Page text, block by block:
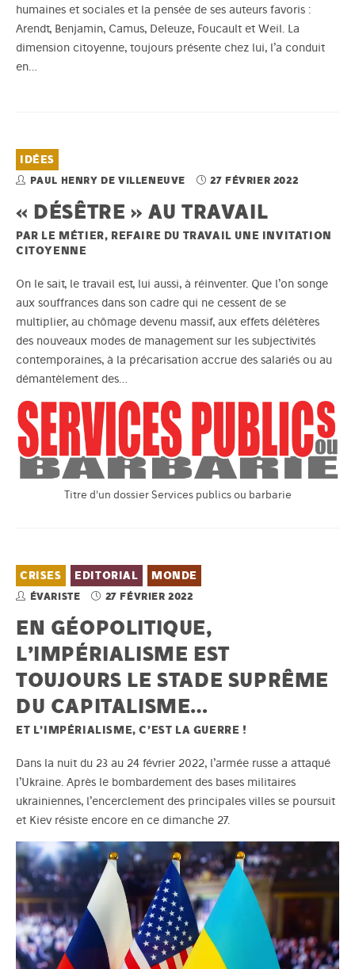
humaines et sociales et la pensée de ses auteurs favoris :
Arendt, Benjamin, Camus, Deleuze, Foucault et Weil. La
dimension citoyenne, toujours présente chez lui, l’a conduit
en…
IDÉES
PAUL HENRY DE VILLENEUVE 27 FÉVRIER 2022
« DÉSÊTRE » AU TRAVAIL
PAR LE MÉTIER, REFAIRE DU TRAVAIL UNE INVITATION
CITOYENNE
On le sait, le travail est, lui aussi, à réinventer. Que l’on songe
aux souffrances dans son cadre qui ne cessent de se
multiplier, au chômage devenu massif, aux effets délétères
des nouveaux modes de management sur les subjectivités
contemporaines, à la précarisation accrue des salariés ou au
démantèlement des…
Titre d'un dossier Services publics ou barbarie
CRISES EDITORIAL MONDE
ÉVARISTE 27 FÉVRIER 2022
EN GÉOPOLITIQUE,
L’IMPÉRIALISME EST
TOUJOURS LE STADE SUPRÊME
DU CAPITALISME…
ET L’IMPÉRIALISME, C’EST LA GUERRE !
Dans la nuit du 23 au 24 février 2022, l’armée russe a attaqué
l’Ukraine. Après le bombardement des bases militaires
ukrainiennes, l’encerclement des principales villes se poursuit
et Kiev résiste encore en ce dimanche 27.